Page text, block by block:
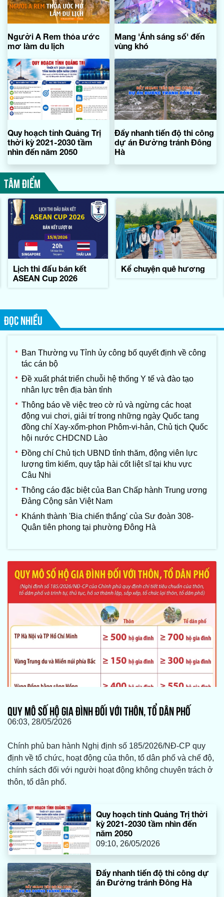
Người A Rem thỏa ước
mơ làm du lịch
Mang 'Ánh sáng số' đến
vùng khó
Quy hoạch tỉnh Quảng Trị
thời kỳ 2021-2030 tầm
nhìn đến năm 2050
Đẩy nhanh tiến độ thi công
dự án Đường tránh Đông
Hà
TÂM ĐIỂM
Lịch thi đấu bán kết
ASEAN Cup 2026
Kể chuyện quê hương
ĐỌC NHIỀU
Ban Thường vụ Tỉnh ủy công bố quyết định về công
tác cán bộ
Đề xuất phát triển chuỗi hệ thống Y tế và đào tạo
nhân lực trên địa bàn tỉnh
Thông báo về việc treo cờ rủ và ngừng các hoạt
động vui chơi, giải trí trong những ngày Quốc tang
đồng chí Xay-xổm-phon Phôm-vi-hản, Chủ tịch Quốc
hội nước CHDCND Lào
Đồng chí Chủ tịch UBND tỉnh thăm, động viên lực
lượng tìm kiếm, quy tập hài cốt liệt sĩ tại khu vực
Câu Nhi
Thông cáo đặc biệt của Ban Chấp hành Trung ương
Đảng Cộng sản Việt Nam
Khánh thành 'Bia chiến thắng' của Sư đoàn 308-
Quân tiên phong tại phường Đông Hà
QUY MÔ SỐ HỘ GIA ĐÌNH ĐỐI VỚI THÔN, TỔ DÂN PHỐ
06:03, 28/05/2026
Chính phủ ban hành Nghị định số 185/2026/NĐ-CP quy
định về tổ chức, hoạt động của thôn, tổ dân phố và chế độ,
chính sách đối với người hoạt động không chuyên trách ở
thôn, tổ dân phố.
Quy hoạch tỉnh Quảng Trị thời
kỳ 2021-2030 tầm nhìn đến
năm 2050
09:10, 26/05/2026
Đẩy nhanh tiến độ thi công dự
án Đường tránh Đông Hà